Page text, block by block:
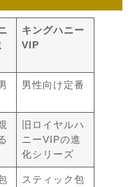
キングハニー
VIP
男性向け定番
旧ロイヤルハ
ニーVIPの進
化シリーズ
スティック包